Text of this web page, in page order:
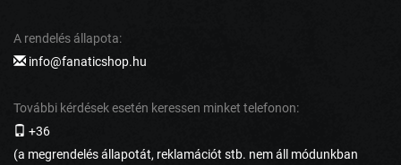
A rendelés állapota:
info@fanaticshop.hu
További kérdések esetén keressen minket telefonon:
+36
(a megrendelés állapotát, reklamációt stb. nem áll módunkban